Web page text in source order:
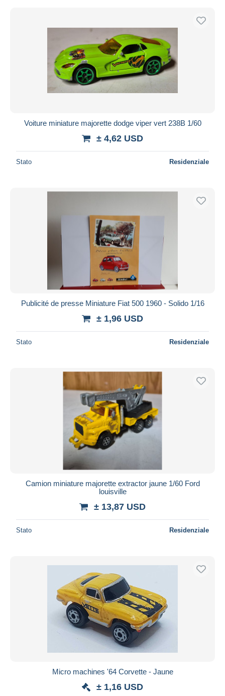
Voiture miniature majorette dodge viper vert 238B 1/60
± 4,62 USD
Stato Residenziale
Publicité de presse Miniature Fiat 500 1960 - Solido 1/16
± 1,96 USD
Stato Residenziale
Camion miniature majorette extractor jaune 1/60 Ford
louisville
± 13,87 USD
Stato Residenziale
Micro machines '64 Corvette - Jaune
± 1,16 USD